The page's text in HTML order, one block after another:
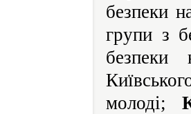
безпеки
групи з
безпеки
молоді;